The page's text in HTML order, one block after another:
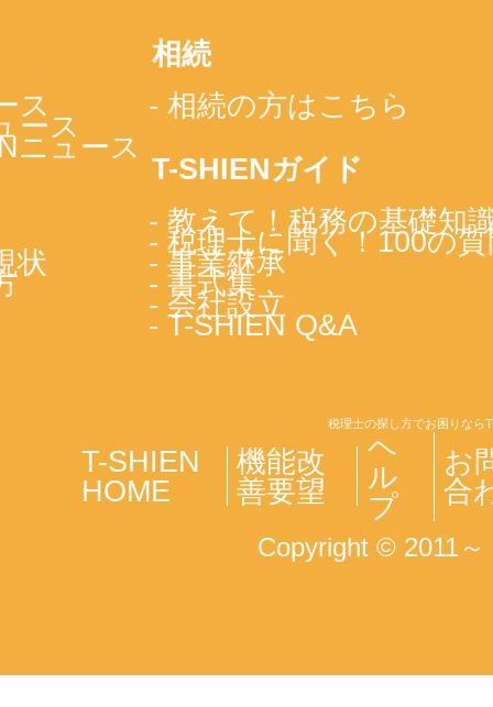
ス
ース
ニュース
状
相続
- 相続の方はこちら
T-SHIENガイド
- 教えて！税務の基礎知
- 税理士に聞く！100の
- 事業継承
- 書式集
- 会社設立
- T-SHIEN Q&A
税理士の探し方でお困りなら
T-SHIEN
HOME
機能改
善要望
ヘ
ル
プ
お
合
Copyright © 2011